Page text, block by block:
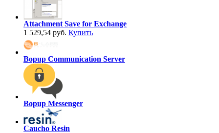
Attachment Save for Exchange
1 529,54 руб. Купить
Bopup Communication Server
Bopup Messenger
Caucho Resin